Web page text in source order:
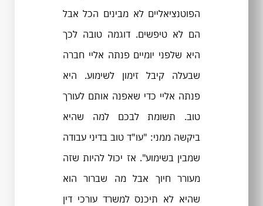
הפוטנציאליים לא מבינים הכל אבל
הם לא טיפשים. דוגמה טובה לכך
היא שלפני יומיים פנתה אליי חברה
שבעלה קיבל זימון לשימוע. היא
פנתה אליי כדי שאפנה אותם לעורך
טוב. תשומת לבכם למה שהיא
ביקשה ממני: "עו"ד טוב בדיני עבודה
שמבין בשימוע". אז יכול להיות שזה
מעורר חיוך אבל מה שברור הוא
שהיא לא תיכנס למשרד עורכי דין